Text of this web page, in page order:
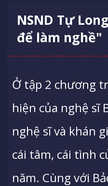
NSND Tự
để làm nghề"
Ở tập 2 chương
hiện của nghệ sĩ
nghệ sĩ và khán
cái tâm, cái tình
năm. Cùng với